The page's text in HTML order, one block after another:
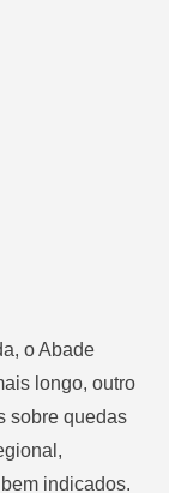
o Abade
longo, outro
sobre quedas
indicados.